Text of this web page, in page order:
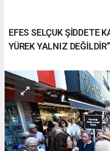
EFES SELÇUK ŞİDDETE
YÜREK YALNIZ DEĞİLDİR”